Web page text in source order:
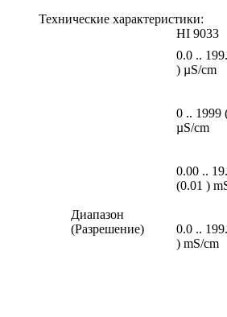
Технические характеристики:
HI 9033
Диапазон
(Разрешение)
0.0 ..
) µS/cm
0 .. 1999
µS/cm
0.00 ..
(0.01 )
0.0 ..
) mS/cm